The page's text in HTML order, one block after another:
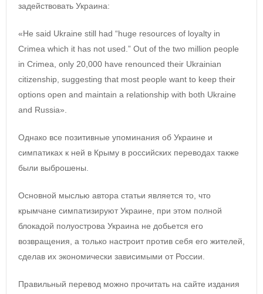
задействовать Украина:
«He said Ukraine still had “huge resources of loyalty in
Crimea which it has not used.” Out of the two million people
in Crimea, only 20,000 have renounced their Ukrainian
citizenship, suggesting that most people want to keep their
options open and maintain a relationship with both Ukraine
and Russia».
Однако все позитивные упоминания об Украине и
симпатиках к ней в Крыму в российских переводах также
были выброшены.
Основной мыслью автора статьи является то, что
крымчане симпатизируют Украине, при этом полной
блокадой полуострова Украина не добьется его
возвращения, а только настроит против себя его жителей,
сделав их экономически зависимыми от России.
Правильный перевод можно прочитать на сайте издания